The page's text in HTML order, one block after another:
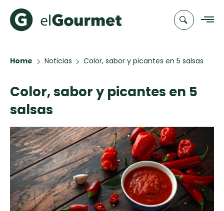
Populares
Hot Pancakes
Aguachile de
Camarón de
Cupcakes y
Muffins
A Pura Dulzura
Chefs
Canal de
Novedades
Club
elGourmet
Home Noticias Color, sabor y picantes en 5 salsas
Color, sabor y picantes en 5
salsas